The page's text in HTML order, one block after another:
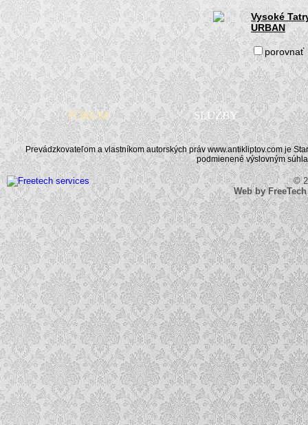
Vysoké
URBAN
porovnať
FÓRUM SLUŽBY
Prevádzkovateľom a vlastníkom autorských práv www.antikliptov.com je
podmienené výslovným
©
Web by